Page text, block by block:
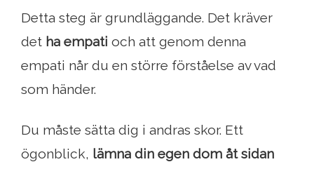
Detta steg är grundläggande. Det kräver
det ha empati och att genom denna
empati når du en större förståelse av vad
som händer.
Du måste sätta dig i andras skor. Ett
ögonblick, lämna din egen dom åt sidan